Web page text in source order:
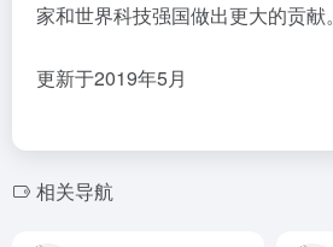
家和世界科技强国做出更大的贡献。
更新于2019年5月
相关导航